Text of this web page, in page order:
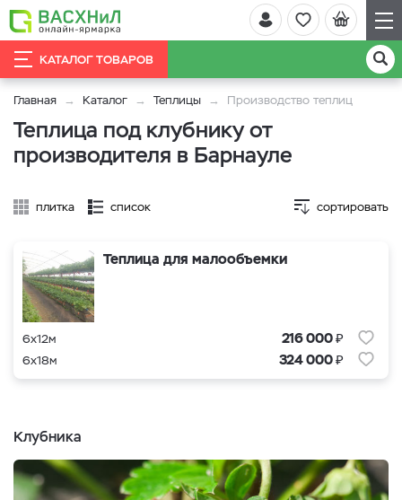
КАТАЛОГ ТОВАРОВ
Главная Каталог Теплицы Производство теплиц
Теплица под клубнику от
производителя в Барнауле
плитка список сортировать
Теплица для малообъемки
6x12м 216 000₽
6x18м 324 000₽
Клубника